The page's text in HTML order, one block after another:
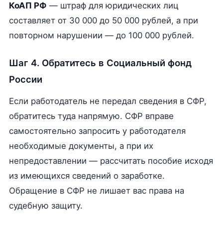
КоАП РФ — штраф для юридических лиц
составляет от 30 000 до 50 000 рублей, а при
повторном нарушении — до 100 000 рублей.
Шаг 4. Обратитесь в Социальный фонд
России
Если работодатель не передал сведения в СФР,
обратитесь туда напрямую. СФР вправе
самостоятельно запросить у работодателя
необходимые документы, а при их
непредоставлении — рассчитать пособие исходя
из имеющихся сведений о заработке.
Обращение в СФР не лишает вас права на
судебную защиту.